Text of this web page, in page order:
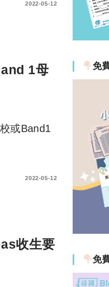
2022-05-12
1母
或Band1
2022-05-12
收生要
免
免